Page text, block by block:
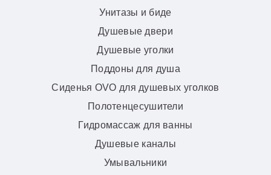
Унитазы и биде
Душевые двери
Душевые уголки
Поддоны для душа
Сиденья OVO для душевых уголков
Полотенцесушители
Гидромассаж для ванны
Душевые каналы
Умывальники